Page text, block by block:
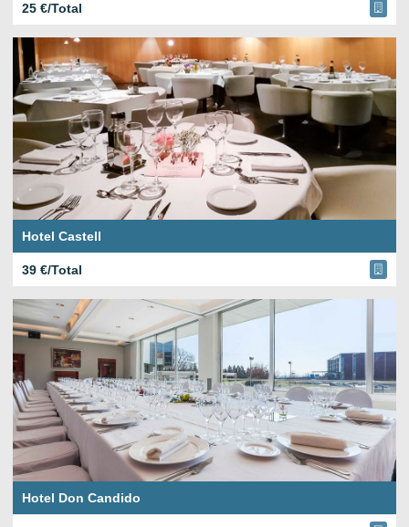
25 €/Total
Hotel Castell
39 €/Total
Hotel Don Candido